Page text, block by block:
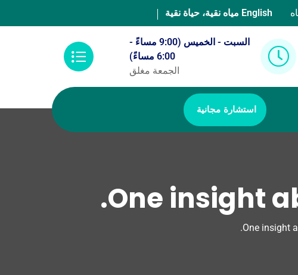
English مياه نقية، حياة نقية
السبت - الخميس (9:00 مساءً -
6:00 مساءً)
الجمعة مغلق
استشارة مجانية
One insight
One insight